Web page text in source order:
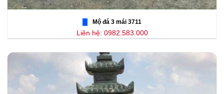
Mộ đá 3 mái 3711
Liên hệ: 0982.583.000